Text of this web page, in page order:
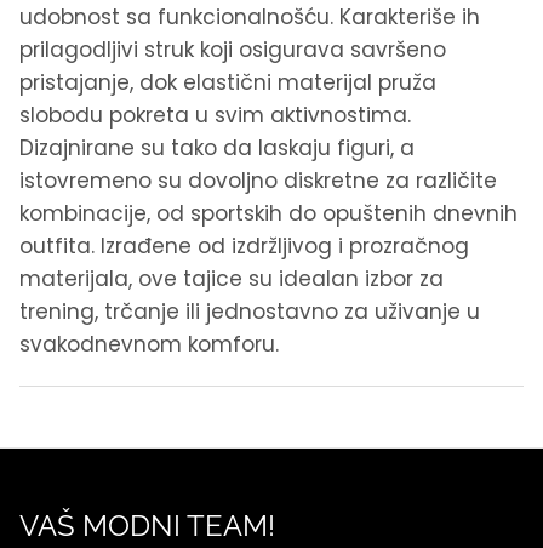
udobnost sa funkcionalnošću. Karakteriše ih
prilagodljivi struk koji osigurava savršeno
pristajanje, dok elastični materijal pruža
slobodu pokreta u svim aktivnostima.
Dizajnirane su tako da laskaju figuri, a
istovremeno su dovoljno diskretne za različite
kombinacije, od sportskih do opuštenih dnevnih
outfita. Izrađene od izdržljivog i prozračnog
materijala, ove tajice su idealan izbor za
trening, trčanje ili jednostavno za uživanje u
svakodnevnom komforu.
VAŠ MODNI TEAM!